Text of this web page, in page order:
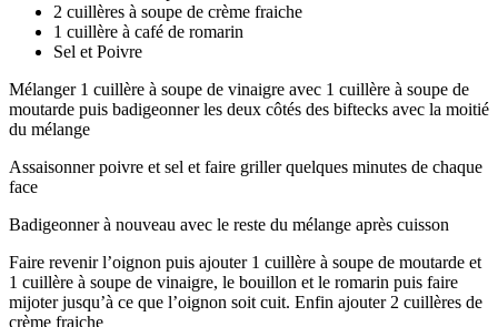
2 cuillères à soupe de crème fraiche
1 cuillère à café de romarin
Sel et Poivre
Mélanger 1 cuillère à soupe de vinaigre avec 1 cuillère à soupe de
moutarde puis badigeonner les deux côtés des biftecks avec la moitié
du mélange
Assaisonner poivre et sel et faire griller quelques minutes de chaque
face
Badigeonner à nouveau avec le reste du mélange après cuisson
Faire revenir l’oignon puis ajouter 1 cuillère à soupe de moutarde et
1 cuillère à soupe de vinaigre, le bouillon et le romarin puis faire
mijoter jusqu’à ce que l’oignon soit cuit. Enfin ajouter 2 cuillères de
crème fraiche